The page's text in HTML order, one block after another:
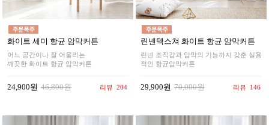
화이트 세미 항균 암막커튼
어느 공간이나 잘 어울리는
깨끗한 화이트 항균 암막커튼
24,900원 46,800원 리뷰 204
린넨텍스쳐 화이트 항균 암막커튼
린넨 조직감과 암막의 기능까지 갖춘 실용
적인 항균암막커튼
29,900원 70,000원 리뷰 146